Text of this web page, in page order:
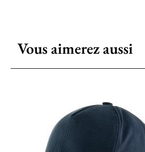
Vous aimerez aussi